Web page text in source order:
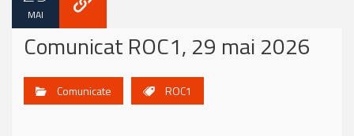
MAI
Comunicat ROC1, 29 mai 2026
Comunicate ROC1